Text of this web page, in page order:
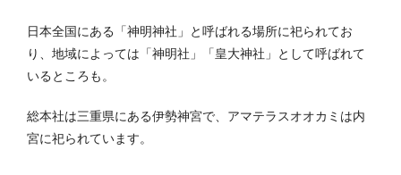
日本全国にある「神明神社」と呼ばれる場所に祀られてお
り、地域によっては「神明社」「皇大神社」として呼ばれて
いるところも。
総本社は三重県にある伊勢神宮で、アマテラスオオカミは内
宮に祀られています。